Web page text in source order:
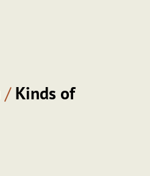
/Kinds of